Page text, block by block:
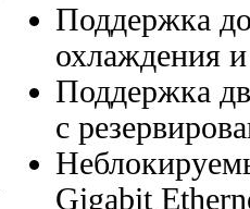
Поддержка
охлаждения
Поддержка
с
Gigabit